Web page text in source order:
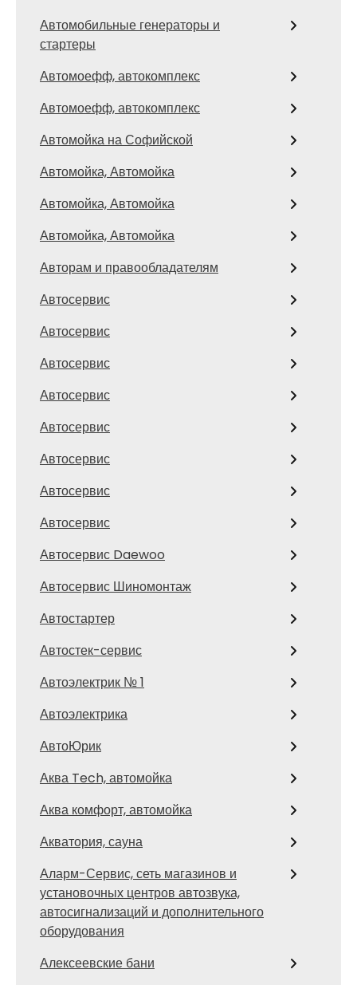
Автомобильные генераторы и
стартеры
Автомоефф, автокомплекс
Автомоефф, автокомплекс
Автомойка на Софийской
Автомойка, Автомойка
Автомойка, Автомойка
Автомойка, Автомойка
Авторам и правообладателям
Автосервис
Автосервис
Автосервис
Автосервис
Автосервис
Автосервис
Автосервис
Автосервис
Автосервис Daewoo
Автосервис Шиномонтаж
Автостартер
Автостек-сервис
Автоэлектрик № 1
Автоэлектрика
АвтоЮрик
Аква Tech, автомойка
Аква комфорт, автомойка
Акватория, сауна
Аларм-Сервис, сеть магазинов и
установочных центров автозвука,
автосигнализаций и дополнительного
оборудования
Алексеевские бани